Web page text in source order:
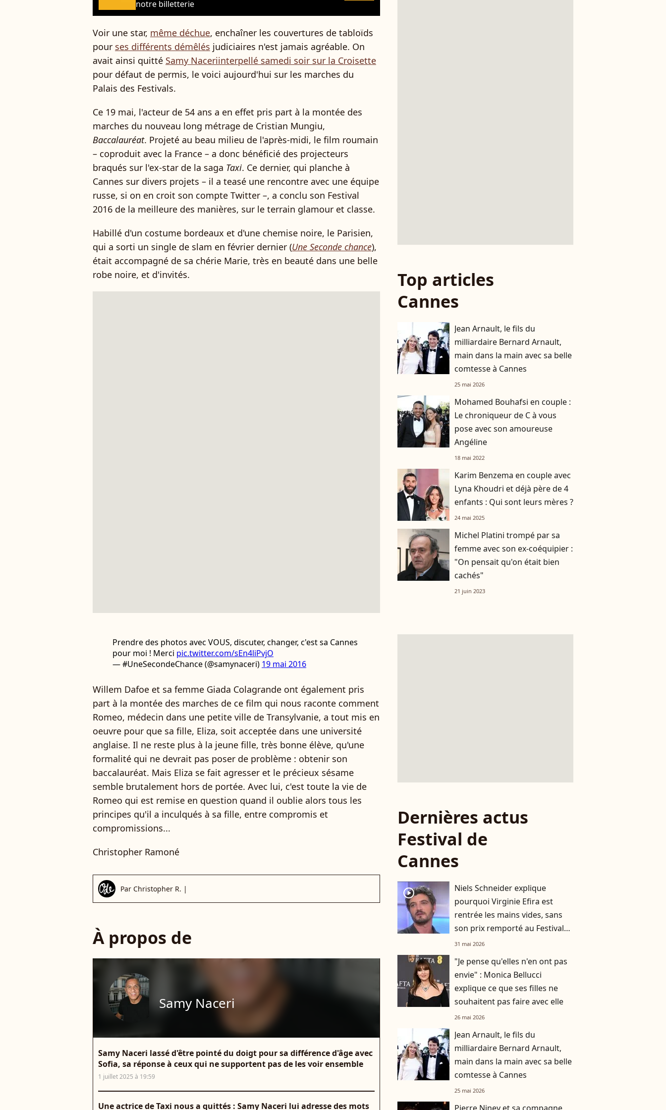
notre billetterie
Voir une star, même déchue, enchaîner les couvertures de tabloïds
pour ses différents démêlés judiciaires n'est jamais agréable. On
avait ainsi quitté Samy Naceriinterpellé samedi soir sur la Croisette
pour défaut de permis, le voici aujourd'hui sur les marches du
Palais des Festivals.
Ce 19 mai, l'acteur de 54 ans a en effet pris part à la montée des
marches du nouveau long métrage de Cristian Mungiu,
Baccalauréat. Projeté au beau milieu de l'après-midi, le film roumain
– coproduit avec la France – a donc bénéficié des projecteurs
braqués sur l'ex-star de la saga Taxi. Ce dernier, qui planche à
Cannes sur divers projets – il a teasé une rencontre avec une équipe
russe, si on en croit son compte Twitter –, a conclu son Festival
2016 de la meilleure des manières, sur le terrain glamour et classe.
Habillé d'un costume bordeaux et d'une chemise noire, le Parisien,
qui a sorti un single de slam en février dernier (Une Seconde chance),
était accompagné de sa chérie Marie, très en beauté dans une belle
robe noire, et d'invités.
Prendre des photos avec VOUS, discuter, changer, c'est sa Cannes
pour moi ! Merci pic.twitter.com/sEn4liPvjO
— #UneSecondeChance (@samynaceri) 19 mai 2016
Willem Dafoe et sa femme Giada Colagrande ont également pris
part à la montée des marches de ce film qui nous raconte comment
Romeo, médecin dans une petite ville de Transylvanie, a tout mis en
oeuvre pour que sa fille, Eliza, soit acceptée dans une université
anglaise. Il ne reste plus à la jeune fille, très bonne élève, qu'une
formalité qui ne devrait pas poser de problème : obtenir son
baccalauréat. Mais Eliza se fait agresser et le précieux sésame
semble brutalement hors de portée. Avec lui, c'est toute la vie de
Romeo qui est remise en question quand il oublie alors tous les
principes qu'il a inculqués à sa fille, entre compromis et
compromissions...
Christopher Ramoné
Par Christopher R. |
À propos de
Samy Naceri
Samy Naceri lassé d'être pointé du doigt pour sa différence d'âge avec
Sofia, sa réponse à ceux qui ne supportent pas de les voir ensemble
1 juillet 2025 à 19:59
Une actrice de Taxi nous a quittés : Samy Naceri lui adresse des mots
Top articles
Cannes
Jean Arnault, le fils du
milliardaire Bernard Arnault,
main dans la main avec sa belle
comtesse à Cannes
25 mai 2026
Mohamed Bouhafsi en couple :
Le chroniqueur de C à vous
pose avec son amoureuse
Angéline
18 mai 2022
Karim Benzema en couple avec
Lyna Khoudri et déjà père de 4
enfants : Qui sont leurs mères ?
24 mai 2025
Michel Platini trompé par sa
femme avec son ex-coéquipier :
"On pensait qu'on était bien
cachés"
21 juin 2023
Dernières actus
Festival de
Cannes
player2
Niels Schneider explique
pourquoi Virginie Efira est
rentrée les mains vides, sans
son prix remporté au Festival
de Cannes
31 mai 2026
"Je pense qu'elles n'en ont pas
envie" : Monica Bellucci
explique ce que ses filles ne
souhaitent pas faire avec elle
26 mai 2026
Jean Arnault, le fils du
milliardaire Bernard Arnault,
main dans la main avec sa belle
comtesse à Cannes
25 mai 2026